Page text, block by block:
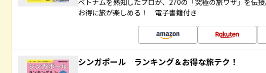
ベトナムを熟知したプロが、270の「究極の旅ワザ」を伝
お得に旅が楽しめる！ 電子書籍付き
シンガポール ランキング＆お得な旅テク！